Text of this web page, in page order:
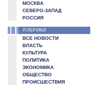
МОСКВА
СЕВЕРО-ЗАПАД
РОССИЯ
РУБРИКИ
ВСЕ НОВОСТИ
ВЛАСТЬ
КУЛЬТУРА
ПОЛИТИКА
ЭКОНОМИКА
ОБЩЕСТВО
ПРОИСШЕСТВИЯ